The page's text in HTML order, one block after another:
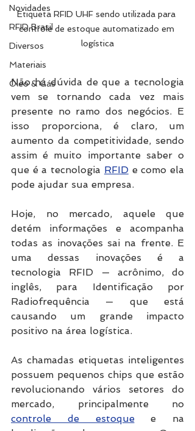
Novidades
RFID Brasil
Diversos
Materiais
Óleo & Gás
Etiqueta RFID UHF sendo utilizada para
controle de estoque automatizado em
logística
Não há dúvida de que a tecnologia
vem se tornando cada vez mais
presente no ramo dos negócios. E
isso proporciona, é claro, um
aumento da competitividade, sendo
assim é muito importante saber o
que é a tecnologia RFID e como ela
pode ajudar sua empresa.
Hoje, no mercado, aquele que
detém informações e acompanha
todas as inovações sai na frente. E
uma dessas inovações é a
tecnologia RFID — acrônimo, do
inglês, para Identificação por
Radiofrequência — que está
causando um grande impacto
positivo na área logística.
As chamadas etiquetas inteligentes
possuem pequenos chips que estão
revolucionando vários setores do
controle de estoque e na